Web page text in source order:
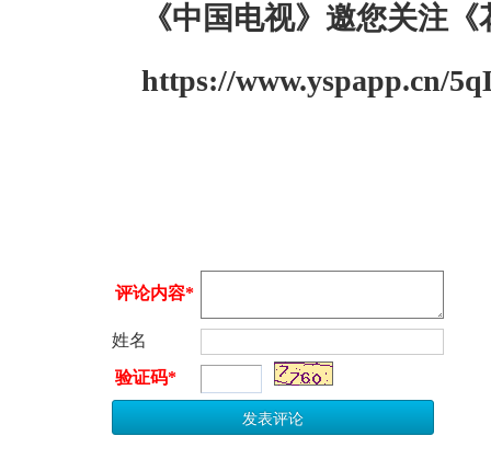
《中国电视》邀您关注
https://www.yspapp.cn/
评论内容*
姓名
验证码*